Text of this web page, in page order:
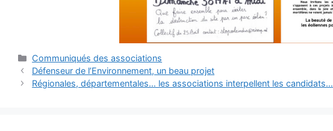
Catégories
Communiqués des associations
Défenseur de l’Environnement, un beau projet
Régionales, départementales… les associations interpellent les candidats…